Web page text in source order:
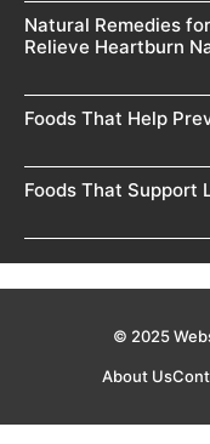
Natural Remedies
Relieve Heartburn
Foods That Help
Foods That Support
© 2025
About Us